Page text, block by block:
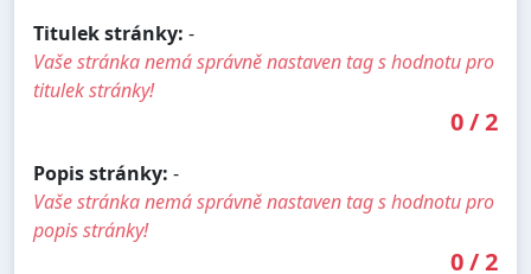
Titulek stránky: -
Vaše stránka nemá správně nastaven tag s hodnotu pro
titulek stránky!
0/2
Popis stránky: -
Vaše stránka nemá správně nastaven tag s hodnotu pro
popis stránky!
0/2